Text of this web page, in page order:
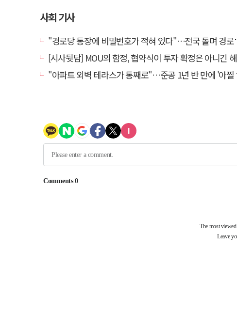
사회 기사
"경로당 통장에 비밀번호가 적혀 있다"…전국 돌며 경로당 13곳 턴 30대 구속
[시사뒷담] MOU의 함정, 협약식이 투자 확정은 아니긴 해
"아파트 외벽 테라스가 통째로"…준공 1년 반 만에 '아찔 사고'